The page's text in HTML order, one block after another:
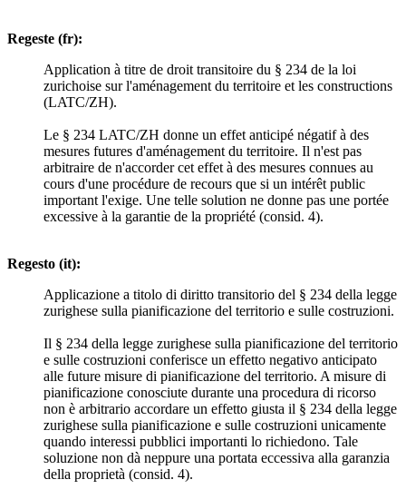
Regeste (fr):
Application à titre de droit transitoire du § 234 de la loi
zurichoise sur l'aménagement du territoire et les constructions
(LATC/ZH).
Le § 234 LATC/ZH donne un effet anticipé négatif à des
mesures futures d'aménagement du territoire. Il n'est pas
arbitraire de n'accorder cet effet à des mesures connues au
cours d'une procédure de recours que si un intérêt public
important l'exige. Une telle solution ne donne pas une portée
excessive à la garantie de la propriété (consid. 4).
Regesto (it):
Applicazione a titolo di diritto transitorio del § 234 della legge
zurighese sulla pianificazione del territorio e sulle costruzioni.
Il § 234 della legge zurighese sulla pianificazione del territorio
e sulle costruzioni conferisce un effetto negativo anticipato
alle future misure di pianificazione del territorio. A misure di
pianificazione conosciute durante una procedura di ricorso
non è arbitrario accordare un effetto giusta il § 234 della legge
zurighese sulla pianificazione e sulle costruzioni unicamente
quando interessi pubblici importanti lo richiedono. Tale
soluzione non dà neppure una portata eccessiva alla garanzia
della proprietà (consid. 4).